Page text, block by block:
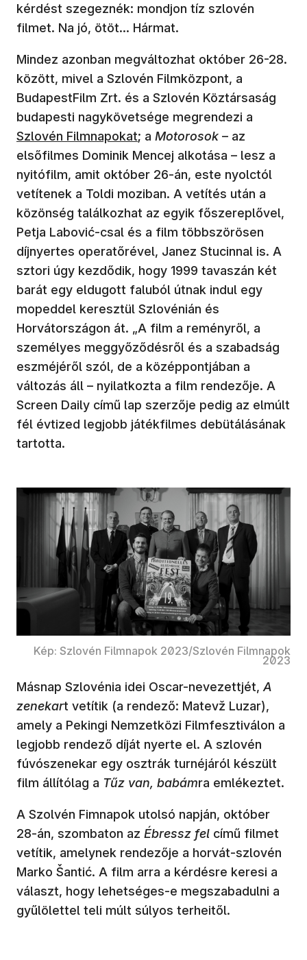
kérdést szegeznék: mondjon tíz szlovén
filmet. Na jó, ötöt… Hármat.
Mindez azonban megváltozhat október 26-28.
között, mivel a Szlovén Filmközpont, a
BudapestFilm Zrt. és a Szlovén Köztársaság
budapesti nagykövetsége megrendezi a
Szlovén Filmnapokat; a Motorosok – az
elsőfilmes Dominik Mencej alkotása – lesz a
nyitófilm, amit október 26-án, este nyolctól
vetítenek a Toldi moziban. A vetítés után a
közönség találkozhat az egyik főszereplővel,
Petja Labović-csal és a film többszörösen
díjnyertes operatőrével, Janez Stucinnal is. A
sztori úgy kezdődik, hogy 1999 tavaszán két
barát egy eldugott faluból útnak indul egy
mopeddel keresztül Szlovénián és
Horvátországon át. „A film a reményről, a
személyes meggyőződésről és a szabadság
eszméjéről szól, de a középpontjában a
változás áll – nyilatkozta a film rendezője. A
Screen Daily című lap szerzője pedig az elmúlt
fél évtized legjobb játékfilmes debütálásának
tartotta.
Kép: Szlovén Filmnapok 2023/Szlovén Filmnapok
2023
Másnap Szlovénia idei Oscar-nevezettjét, A
zenekart vetítik (a rendező: Matevž Luzar),
amely a Pekingi Nemzetközi Filmfesztiválon a
legjobb rendező díját nyerte el. A szlovén
fúvószenekar egy osztrák turnéjáról készült
film állítólag a Tűz van, babámra emlékeztet.
A Szolvén Fimnapok utolsó napján, október
28-án, szombaton az Ébressz fel című filmet
vetítik, amelynek rendezője a horvát-szlovén
Marko Šantić. A film arra a kérdésre keresi a
választ, hogy lehetséges-e megszabadulni a
gyűlölettel teli múlt súlyos terheitől.